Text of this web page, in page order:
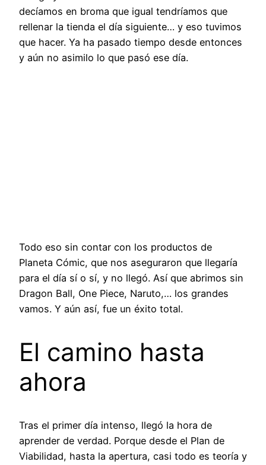
decíamos en broma que igual tendríamos que
rellenar la tienda el día siguiente… y eso tuvimos
que hacer. Ya ha pasado tiempo desde entonces
y aún no asimilo lo que pasó ese día.
Todo eso sin contar con los productos de
Planeta Cómic, que nos aseguraron que llegaría
para el día sí o sí, y no llegó. Así que abrimos sin
Dragon Ball, One Piece, Naruto,… los grandes
vamos. Y aún así, fue un éxito total.
El camino hasta
ahora
Tras el primer día intenso, llegó la hora de
aprender de verdad. Porque desde el Plan de
Viabilidad, hasta la apertura, casi todo es teoría y